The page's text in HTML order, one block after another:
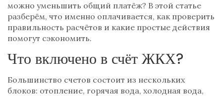
можно уменьшить общий платёж? В этой статье
разберём, что именно оплачивается, как проверить
правильность расчётов и какие простые действия
помогут сэкономить.
Что включено в счёт ЖКХ?
Большинство счетов состоит из нескольких
блоков: отопление, горячая вода, холодная вода,